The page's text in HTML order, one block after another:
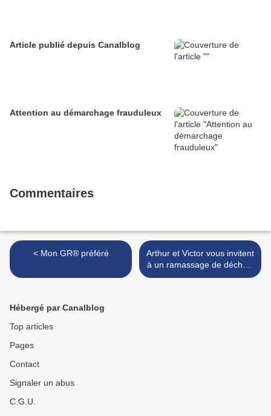
Article publié depuis Canalblog
Attention au démarchage frauduleux
Commentaires
< Mon GR® préféré
Arthur et Victor vous invitent
à un ramassage de déchets
sur la plage d’Audresselles.
Hébergé par Canalblog
Top articles
Pages
Contact
Signaler un abus
C.G.U.